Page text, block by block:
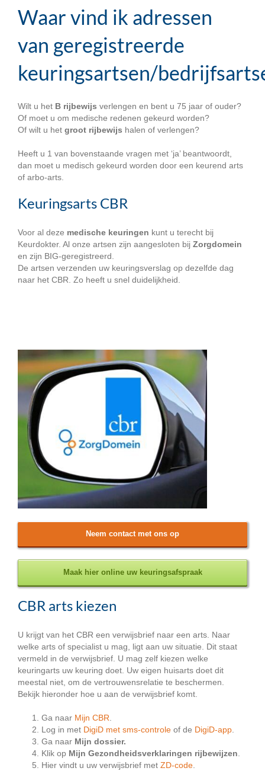
Waar vind ik adressen
van geregistreerde
keuringsartsen/
Wilt u het B rijbewijs verlengen en bent u 75 jaar of ouder?
Of moet u om medische redenen gekeurd worden?
Of wilt u het groot rijbewijs halen of verlengen?
Heeft u 1 van bovenstaande vragen met ‘ja’ beantwoordt,
dan moet u medisch gekeurd worden door een keurend arts
of arbo-arts.
Keuringsarts CBR
Voor al deze medische keuringen kunt u terecht bij
Keurdokter. Al onze artsen zijn aangesloten bij Zorgdomein
en zijn BIG-geregistreerd.
De artsen verzenden uw keuringsverslag op dezelfde dag
naar het CBR. Zo heeft u snel duidelijkheid.
Neem contact met ons op
Maak hier online uw keuringsafspraak
CBR arts kiezen
U krijgt van het CBR een verwijsbrief naar een arts. Naar
welke arts of specialist u mag, ligt aan uw situatie. Dit staat
vermeld in de verwijsbrief. U mag zelf kiezen welke
keuringarts uw keuring doet. Uw eigen huisarts doet dit
meestal niet, om de vertrouwensrelatie te beschermen.
Bekijk hieronder hoe u aan de verwijsbrief komt.
Ga naar Mijn CBR.
Log in met DigiD met sms-controle of de DigiD-app.
Ga naar Mijn dossier.
Klik op Mijn Gezondheidsverklaringen rijbewijzen.
Hier vindt u uw verwijsbrief met ZD-code.